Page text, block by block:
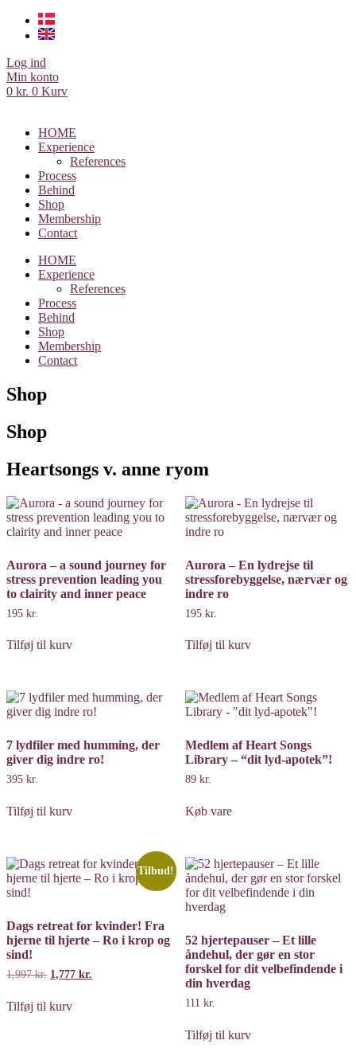
Videre
Log ind
Min konto
0 kr. 0 Kurv
HOME
Experience
References
Process
Behind
Shop
Membership
Contact
HOME
Experience
References
Process
Behind
Shop
Membership
Contact
Shop
Shop
Heartsongs v. anne ryom
Aurora – a sound journey for
stress prevention leading you
to clairity and inner peace
195 kr.
Tilføj til kurv
Aurora – En lydrejse til
stressforebyggelse, nærvær og
indre ro
195 kr.
Tilføj til kurv
7 lydfiler med humming, der
giver dig indre ro!
395 kr.
Tilføj til kurv
Medlem af Heart Songs
Library – “dit lyd-apotek”!
89 kr.
Køb vare
Tilbud!
Dags retreat for kvinder! Fra
hjerne til hjerte – Ro i krop og
sind!
1,997kr. Den
pris
var:
1,777 kr.
Tilføj til kurv
52 hjertepauser – Et lille
åndehul, der gør en stor
forskel for dit velbefindende i
din hverdag
111 kr.
Tilføj til kurv